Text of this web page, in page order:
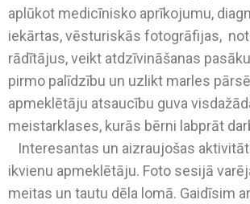
aplūkot medicīnisko aprīkojumu,
iekārtas, vēsturiskās fotogrāfijas,
rādītājus, veikt atdzīvināšanas
pirmo palīdzību un uzlikt marles
apmeklētāju atsaucību guva
meistarklases, kurās bērni labprāt
Interesantas un aizraujošas
ikvienu apmeklētāju. Foto sesijā
meitas un tautu dēla lomā. Gaidīsim